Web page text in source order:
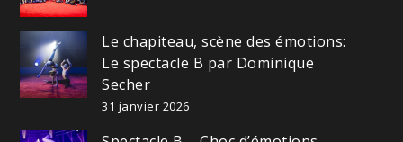
Le chapiteau, scène des émotions:
Le spectacle B par Dominique
Secher
31 janvier 2026